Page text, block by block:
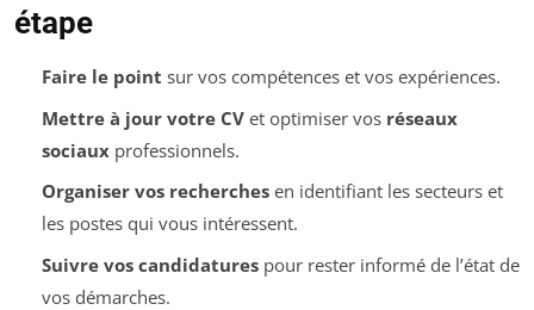
étape
Faire le point sur vos compétences et vos expériences.
Mettre à jour votre CVet optimiser vos réseaux
sociauxprofessionnels.
Organiser vos recherchesen identifiant les secteurs et
les postes qui vous intéressent.
Suivre vos candidaturespour rester informé de l’état de
vos démarches.